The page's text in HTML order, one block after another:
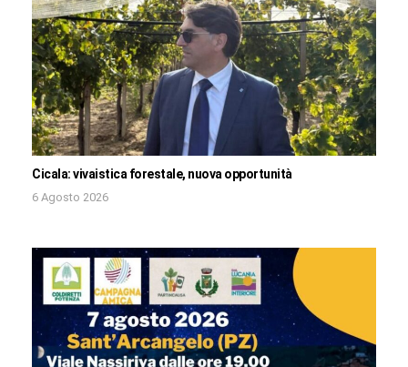
Cicala: vivaistica forestale, nuova opportunità
6 Agosto 2026